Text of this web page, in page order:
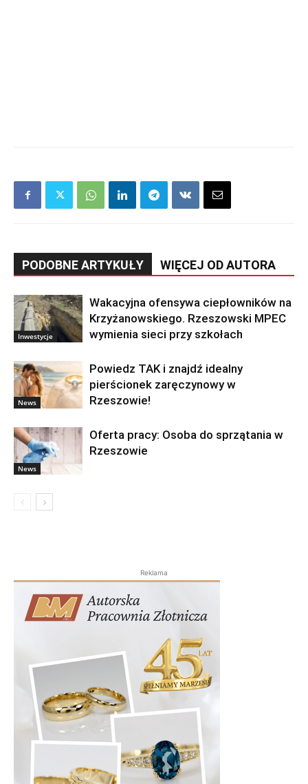
PODOBNE ARTYKUŁY WIĘCEJ OD AUTORA
Inwestycje
Wakacyjna ofensywa ciepłowników na
Krzyżanowskiego. Rzeszowski MPEC
wymienia sieci przy szkołach
News
Powiedz TAK i znajdź idealny
pierścionek zaręczynowy w
Rzeszowie!
News
Oferta pracy: Osoba do sprzątania w
Rzeszowie
Reklama